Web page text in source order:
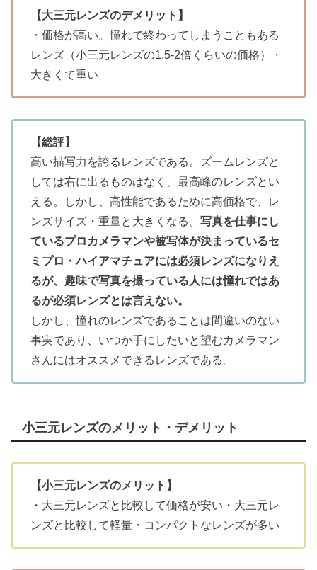
【大三元レンズのデメリット】
・価格が高い。憧れで終わってしまうこともある
レンズ（小三元レンズの1.5-2倍くらいの価格）・
大きくて重い
【総評】
高い描写力を誇るレンズである。ズームレンズと
しては右に出るものはなく、最高峰のレンズとい
える。しかし、高性能であるために高価格で、レ
ンズサイズ・重量と大きくなる。 写真を仕事にし
ているプロカメラマンや被写体が決まっているセ
ミプロ・ハイアマチュアには必須レンズになりえ
るが、趣味で写真を撮っている人には憧れではあ
るが必須レンズとは言えない。
しかし、憧れのレンズであることは間違いのない
事実であり、いつか手にしたいと望むカメラマン
さんにはオススメできるレンズである。
小三元レンズのメリット・デメリット
【小三元レンズのメリット】
・大三元レンズと比較して価格が安い・大三元レ
ンズと比較して軽量・コンパクトなレンズが多い